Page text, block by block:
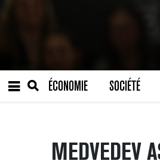
ÉCONOMIE SOCIÉTÉ
MEDVEDEV